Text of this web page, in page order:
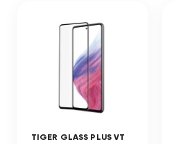
TIGER GLASS PLUS VT